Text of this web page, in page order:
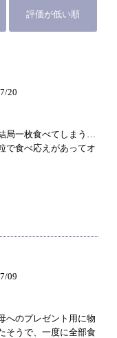
評価が低い順
20
局一枚食べてしまう…
で食べ応えがあってオ
09
へのプレゼント用に物
そうで、一度に全部食